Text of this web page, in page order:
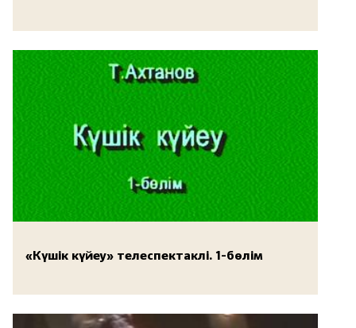
«Күшік күйеу» телеспектаклі. 1-бөлім